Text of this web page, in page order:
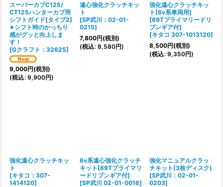
スーパーカブC125/
CT125ハンターカブ用
シフトガイド[タイプ2]
※シフト時のかっちり
感がグッと向上しま
す！
[Gクラフト：32625]
9,000円(税別)
(税込: 9,900円)
遠心強化クラッチキッ
ト
[SP武川：02-01-
0215]
7,800円(税別)
(税込: 8,580円)
強化遠心クラッチキッ
ト[6v系車両用]
[69Tプライマリードリ
ブンギア付]
[キタコ 307-1013120]
8,500円(税別)
(税込: 9,350円)
強化遠心クラッチキッ
ト
[キタコ：307-
1414120]
6v系遠心強化クラッチ
キット[69Tプライマリ
ードリブンギア付]
[SP武川 02-01-0016]
強化マニュアルクラッ
チキット(3枚ディスク)
[SP武川：02-01-
0203]